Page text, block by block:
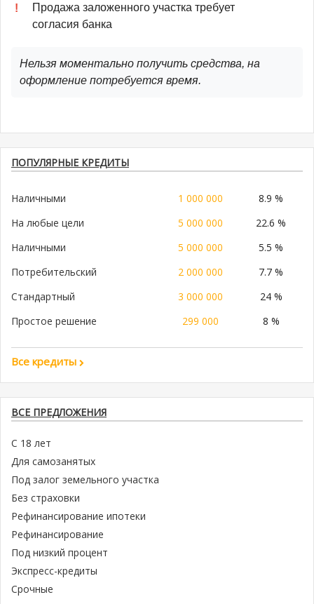
Продажа заложенного участка требует
согласия банка
Нельзя моментально получить средства, на
оформление потребуется время.
ПОПУЛЯРНЫЕ КРЕДИТЫ
Наличными 1 000 000
8.9 %
На любые цели
5 000 000
22.6 %
Наличными
5 000 000
5.5 %
Потребительский
2 000 000
7.7 %
Стандартный
3 000 000
24 %
Простое решение
299 000 8 %
Все кредиты
ВСЕ ПРЕДЛОЖЕНИЯ
С 18 лет
Для самозанятых
Под залог земельного участка
Без страховки
Рефинансирование ипотеки
Рефинансирование
Под низкий процент
Экспресс-кредиты
Срочные